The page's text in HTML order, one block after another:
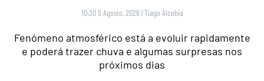
10:30 5 Agosto, 2026 |Tiago Alcobia
Fenómeno atmosférico está a evoluir rapidamente
e poderá trazer chuva e algumas surpresas nos
próximos dias